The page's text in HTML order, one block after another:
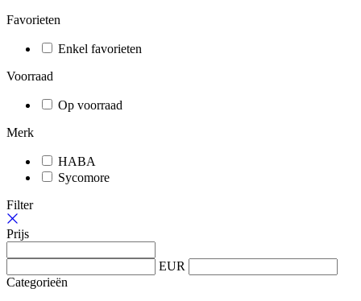
Favorieten
Enkel favorieten
Voorraad
Op voorraad
Merk
HABA
Sycomore
Filter
Prijs
EUR
Categorieën